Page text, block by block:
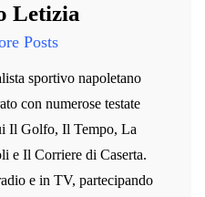
Letizia
Posts
sportivo napoletano
con numerose testate
Il Golfo, Il Tempo, La
e Il Corriere di Caserta.
e in TV, partecipando